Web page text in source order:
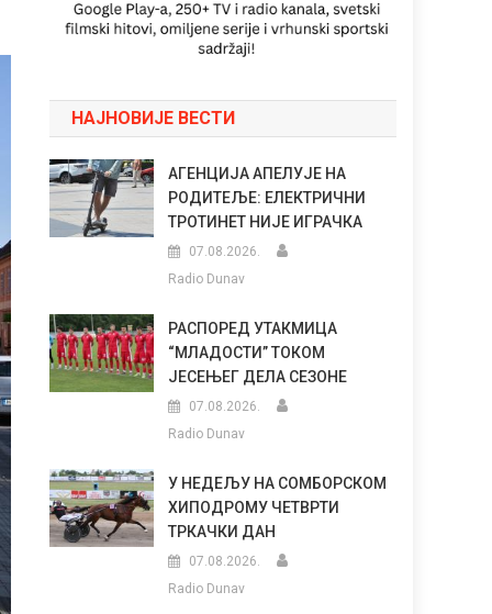
НАЈНОВИЈЕ ВЕСТИ
АГЕНЦИЈА АПЕЛУЈЕ НА
РОДИТЕЉЕ: ЕЛЕКТРИЧНИ
ТРОТИНЕТ НИЈЕ ИГРАЧКА
07.08.2026.
Radio Dunav
РАСПОРЕД УТАКМИЦА
“МЛАДОСТИ” ТОКОМ
ЈЕСЕЊЕГ ДЕЛА СЕЗОНЕ
07.08.2026.
Radio Dunav
У НЕДЕЉУ НА СОМБОРСКОМ
ХИПОДРОМУ ЧЕТВРТИ
ТРКАЧКИ ДАН
07.08.2026.
Radio Dunav